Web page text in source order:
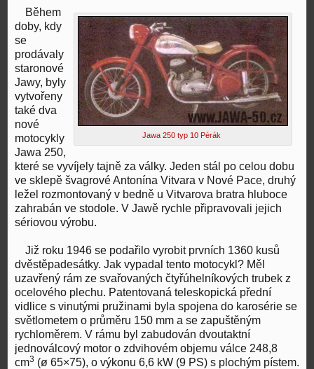
Jawa 250 typ 10 Pérák
Během
doby, kdy
se
prodávaly
staronové
Jawy, byly
vytvořeny
také dva
nové
motocykly
Jawa 250,
které se vyvíjely tajně za války. Jeden stál po celou dobu
ve sklepě švagrové Antonína Vitvara v Nové Pace, druhý
ležel rozmontovaný v bedně u Vitvarova bratra hluboce
zahrabán ve stodole. V Jawě rychle připravovali jejich
sériovou výrobu.
Již roku 1946 se podařilo vyrobit prvních 1360 kusů
dvěstěpadesátky. Jak vypadal tento motocykl? Měl
uzavřený rám ze svařovaných čtyřúhelníkových trubek z
ocelového plechu. Patentovaná teleskopická přední
vidlice s vinutými pružinami byla spojena do karosérie se
světlometem o průměru 150 mm a se zapuštěným
rychloměrem. V rámu byl zabudován dvoutaktní
jednoválcový motor o zdvihovém objemu válce 248,8
cm3 (ø 65×75), o výkonu 6,6 kW (9 PS) s plochým pístem.